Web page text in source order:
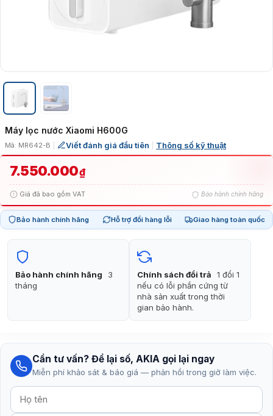
Máy lọc nước Xiaomi H600G
Mã: MR642-B Viết đánh giá đầu tiên Thông số kỹ thuật
7.550.000₫
Giá đã bao gồm VAT Bảo hành chính hãng
Bảo hành chính hãng Hỗ trợ đổi hàng lỗi Giao hàng toàn quốc
Bảo hành chính hãng
3
tháng
Chính sách đổi trả
1 đổi 1
nếu có lỗi phần cứng từ
nhà sản xuất trong thời
gian bảo hành.
Cần tư vấn? Để lại số, AKIA gọi lại ngay
Miễn phí khảo sát & báo giá — phản hồi trong giờ làm việc.